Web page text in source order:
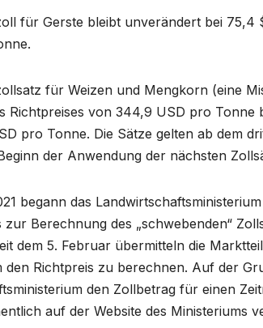
für Gerste bleibt unverändert bei
für Weizen und Mengkorn (eine
Richtpreises von 344,9 USD pro
pro Tonne. Die Sätze gelten ab dem
der Anwendung der nächsten
begann das
zur Berechnung des „schwebenden“
dem 5. Februar übermitteln die
den Richtpreis zu berechnen. Auf der
den Zollbetrag für einen
auf der Website des Ministeriums